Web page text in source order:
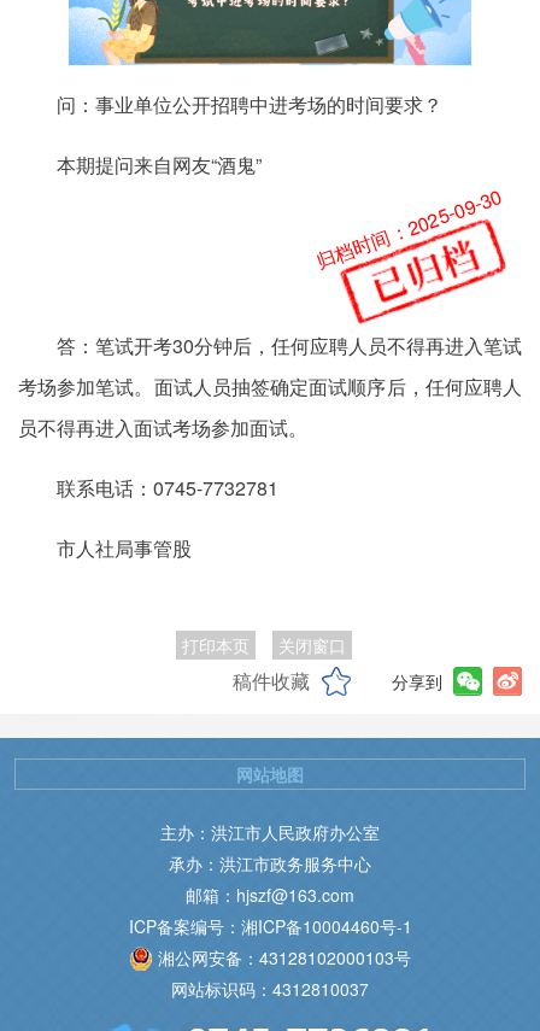
问：事业单位公开招聘中进考场的时间要求？
本期提问来自网友“酒鬼”
答：笔试开考30分钟后，任何应聘人员不得再进入笔试
考场参加笔试。面试人员抽签确定面试顺序后，任何应聘人
员不得再进入面试考场参加面试。
联系电话：0745-7732781
市人社局事管股
打印本页 关闭窗口
稿件收藏 分享到
主办：洪江市人民政府办公室
承办：洪江市政务服务中心
邮箱：hjszf@163.com
ICP备案编号：湘ICP备10004460号-1
湘公网安备：43128102000103号
网站标识码：4312810037
网站地图
归档时间：2025-09-30